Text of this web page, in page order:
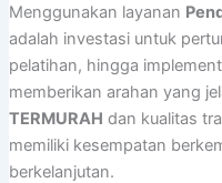
Menggunakan layanan
adalah investasi untuk
pelatihan, hingga
memberikan arahan yang
TERMURAH dan kualitas
memiliki kesempatan
berkelanjutan.